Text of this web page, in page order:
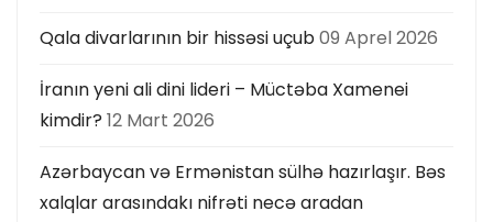
Qala divarlarının bir hissəsi uçub09 Aprel 2026
İranın yeni ali dini lideri – Müctəba Xamenei
kimdir? 12 Mart 2026
Azərbaycan və Ermənistan sülhə hazırlaşır. Bəs
xalqlar arasındakı nifrəti necə aradan